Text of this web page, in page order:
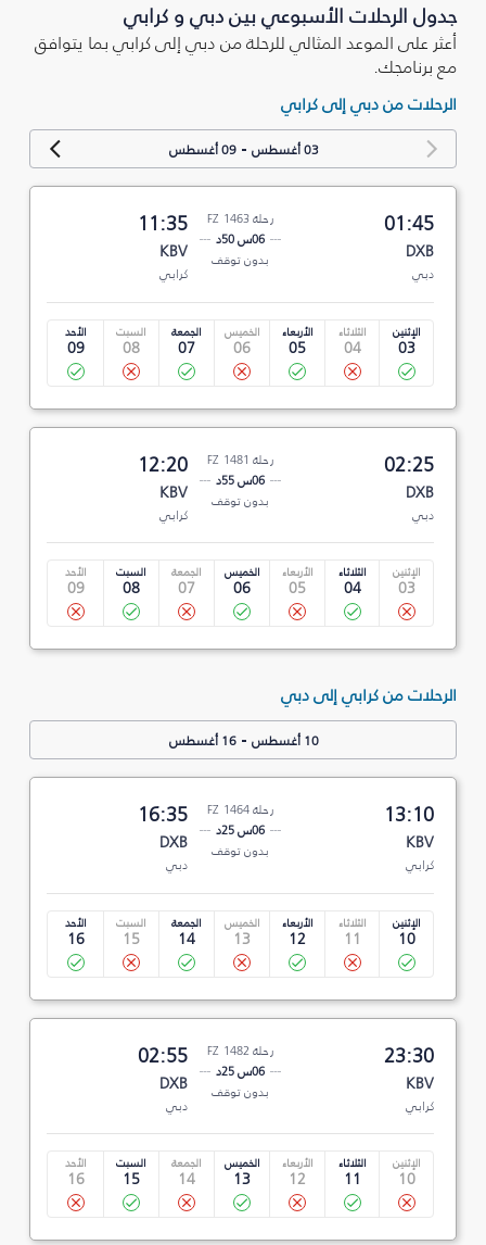
جدول الرحلات الأسبوعي بين دبي و كرابي
أعثر على الموعد المثالي للرحلة من دبي إلى كرابي بما يتوافق
مع برنامجك.
الرحلات من دبي إلى كرابي
03 أغسطس -09 أغسطس
01:45
DXB
دبي
رحلة FZ 1463
06س 50د
بدون توقف
11:35
KBV
كرابي
الإثنين
03
الثلاثاء
04
الأربعاء
05
الخميس
06
الجمعة
07
السبت
08
الأحد
09
02:25
DXB
دبي
رحلة FZ 1481
06س 55د
بدون توقف
12:20
KBV
كرابي
الإثنين
03
الثلاثاء
04
الأربعاء
05
الخميس
06
الجمعة
07
السبت
08
الأحد
09
الرحلات من كرابي إلى دبي
10 أغسطس -16 أغسطس
13:10
KBV
كرابي
رحلة FZ 1464
06س 25د
بدون توقف
16:35
DXB
دبي
الإثنين
10
الثلاثاء
11
الأربعاء
12
الخميس
13
الجمعة
14
السبت
15
الأحد
16
23:30
KBV
كرابي
رحلة FZ 1482
06س 25د
بدون توقف
02:55
DXB
دبي
الإثنين
10
الثلاثاء
11
الأربعاء
12
الخميس
13
الجمعة
14
السبت
15
الأحد
16